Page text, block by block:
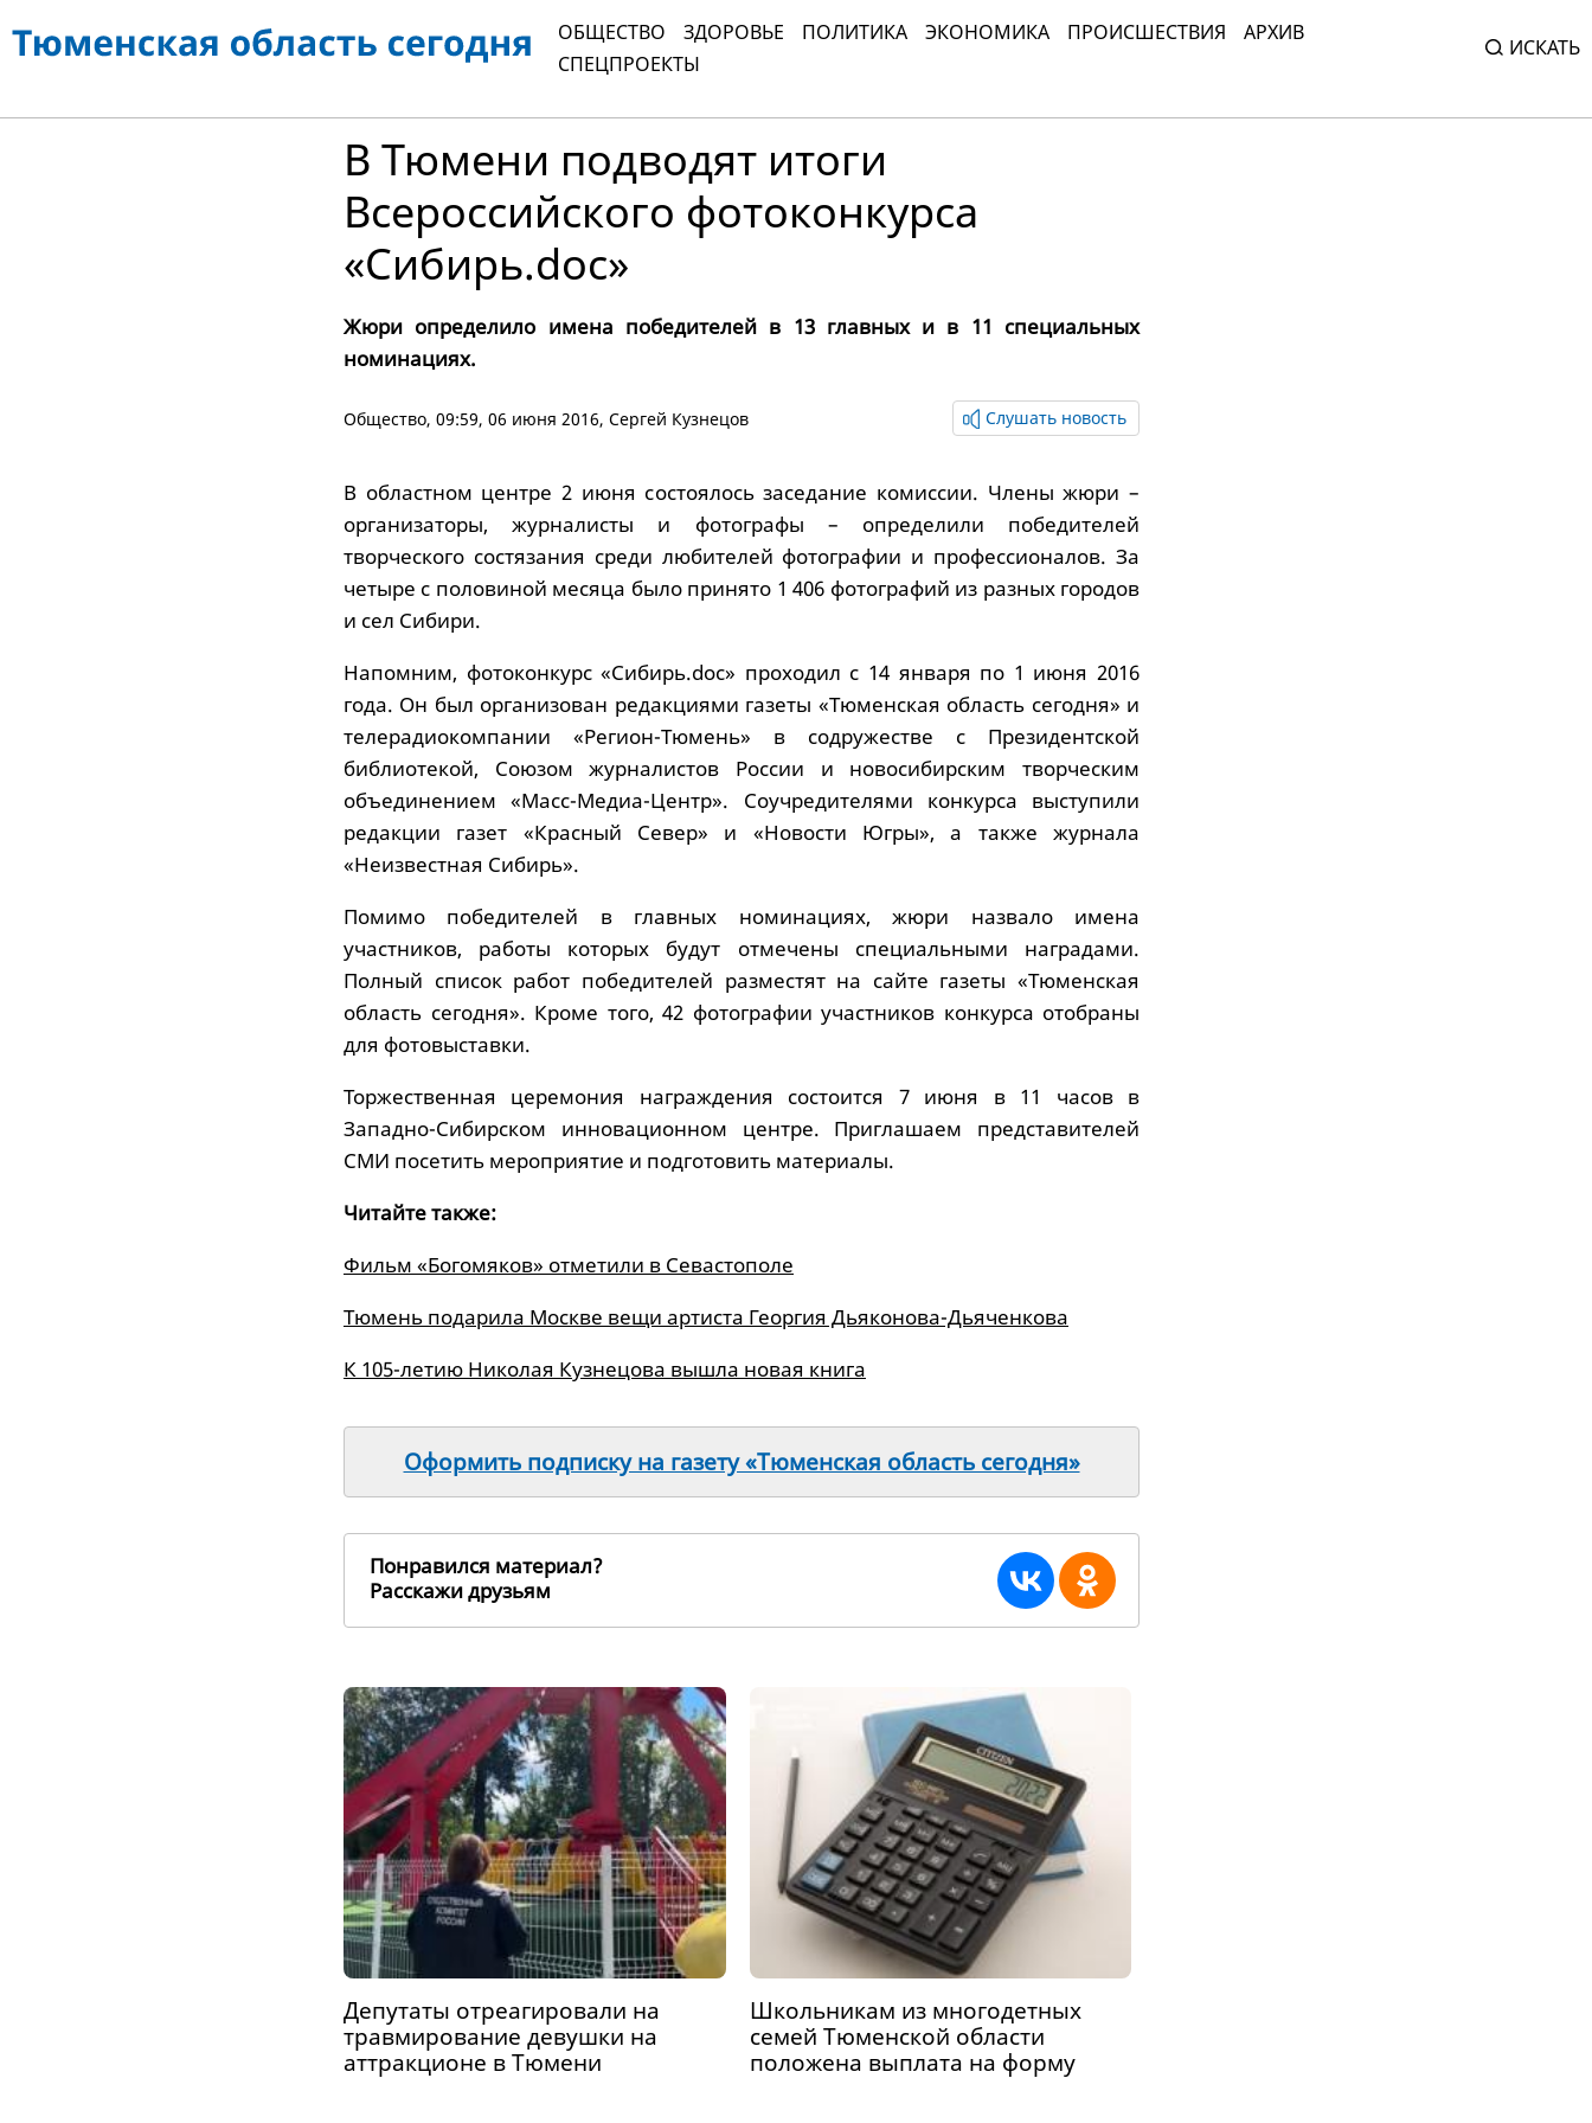
ОБЩЕСТВО ЗДОРОВЬЕ ПОЛИТИКА ЭКОНОМИКА ПРОИСШЕСТВИЯ
АРХИВ
СПЕЦПРОЕКТЫ
ИСКАТЬ
В Тюмени подводят итоги
Всероссийского фотоконкурса
«Сибирь.doc»
Жюри определило имена победителей в 13 главных и в 11 специальных
номинациях.
Общество, 09:59, 06 июня 2016, Сергей Кузнецов Слушать новость
В областном центре 2 июня состоялось заседание комиссии. Члены жюри –
организаторы, журналисты и фотографы – определили победителей
творческого состязания среди любителей фотографии и профессионалов. За
четыре с половиной месяца было принято 1 406 фотографий из разных городов
и сел Сибири.
Напомним, фотоконкурс «Сибирь.doc» проходил с 14 января по 1 июня 2016
года. Он был организован редакциями газеты «Тюменская область сегодня» и
телерадиокомпании «Регион-Тюмень» в содружестве с Президентской
библиотекой, Союзом журналистов России и новосибирским творческим
объединением «Масс-Медиа-Центр». Соучредителями конкурса выступили
редакции газет «Красный Север» и «Новости Югры», а также журнала
«Неизвестная Сибирь».
Помимо победителей в главных номинациях, жюри назвало имена
участников, работы которых будут отмечены специальными наградами.
Полный список работ победителей разместят на сайте газеты «Тюменская
область сегодня». Кроме того, 42 фотографии участников конкурса отобраны
для фотовыставки.
Торжественная церемония награждения состоится 7 июня в 11 часов в
Западно-Сибирском инновационном центре. Приглашаем представителей
СМИ посетить мероприятие и подготовить материалы.
Читайте также:
Фильм «Богомяков» отметили в Севастополе
Тюмень подарила Москве вещи артиста Георгия Дьяконова-Дьяченкова
К 105-летию Николая Кузнецова вышла новая книга
Оформить подписку на газету «Тюменская область сегодня»
Понравился материал?
Расскажи друзьям
Депутаты отреагировали на
травмирование девушки на
аттракционе в Тюмени
Школьникам из многодетных
семей Тюменской области
положена выплата на форму